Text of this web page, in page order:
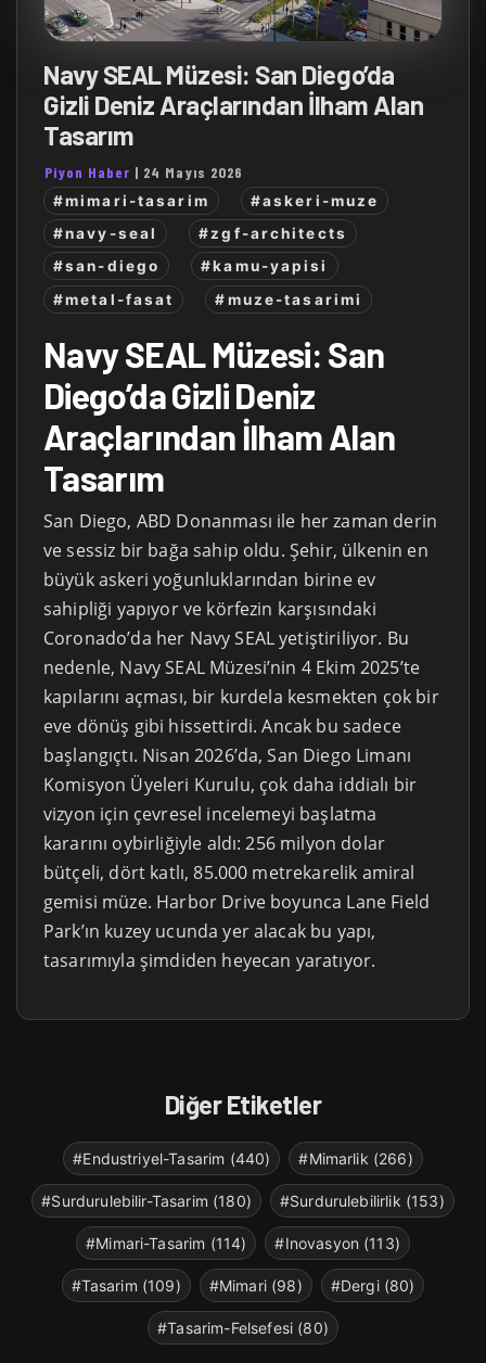
Navy SEAL Müzesi: San Diego’da
Gizli Deniz Araçlarından İlham Alan
Tasarım
Piyon Haber | 24 Mayıs 2026
#mimari-tasarim
#askeri-muze
#navy-seal
#zgf-architects
#san-diego
#kamu-yapisi
#metal-fasat
#muze-tasarimi
Navy SEAL Müzesi: San
Diego’da Gizli Deniz
Araçlarından İlham Alan
Tasarım
San Diego, ABD Donanması ile her zaman derin
ve sessiz bir bağa sahip oldu. Şehir, ülkenin en
büyük askeri yoğunluklarından birine ev
sahipliği yapıyor ve körfezin karşısındaki
Coronado’da her Navy SEAL yetiştiriliyor. Bu
nedenle, Navy SEAL Müzesi’nin 4 Ekim 2025’te
kapılarını açması, bir kurdela kesmekten çok bir
eve dönüş gibi hissettirdi. Ancak bu sadece
başlangıçtı. Nisan 2026’da, San Diego Limanı
Komisyon Üyeleri Kurulu, çok daha iddialı bir
vizyon için çevresel incelemeyi başlatma
kararını oybirliğiyle aldı: 256 milyon dolar
bütçeli, dört katlı, 85.000 metrekarelik amiral
gemisi müze. Harbor Drive boyunca Lane Field
Park’ın kuzey ucunda yer alacak bu yapı,
tasarımıyla şimdiden heyecan yaratıyor.
Diğer Etiketler
#Endustriyel-Tasarim (440) #Mimarlik (266)
#Surdurulebilir-Tasarim (180) #Surdurulebilirlik (153)
#Mimari-Tasarim (114) #Inovasyon (113)
#Tasarim (109) #Mimari (98) #Dergi (80)
#Tasarim-Felsefesi (80)